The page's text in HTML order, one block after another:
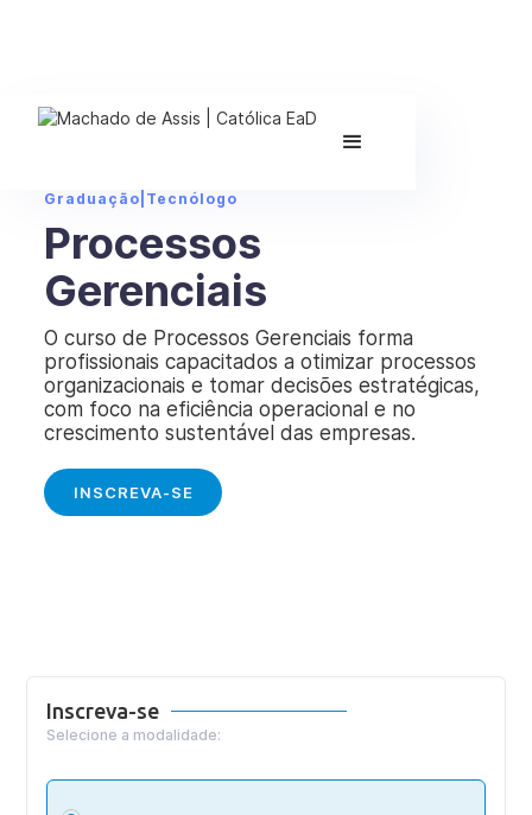
Graduação Tecnólogo
Processos
Gerenciais
O curso de Processos Gerenciais forma
profissionais capacitados a otimizar processos
organizacionais e tomar decisões estratégicas,
com foco na eficiência operacional e no
crescimento sustentável das empresas.
INSCREVA-SE
Inscreva-se
Selecione a modalidade: